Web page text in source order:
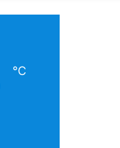
skin
Article
℃